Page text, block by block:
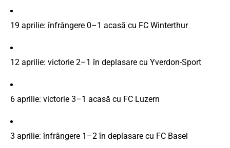
19 aprilie:înfrângere 0–1 acasă cu FC Winterthur
12 aprilie: victorie 2–1în deplasare cu Yverdon-Sport
6 aprilie: victorie 3–1 acasă cu FC Luzern
3 aprilie:înfrângere 1–2în deplasare cu FC Basel